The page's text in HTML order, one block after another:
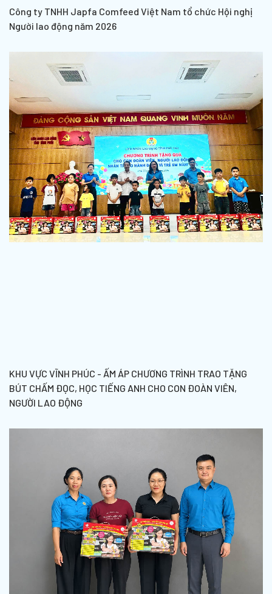
Công ty TNHH Japfa Comfeed Việt Nam tổ chức Hội nghị
Người lao động năm 2026
KHU VỰC VĨNH PHÚC - ẤM ÁP CHƯƠNG TRÌNH TRAO TẶNG
BÚT CHẤM ĐỌC, HỌC TIẾNG ANH CHO CON ĐOÀN VIÊN,
NGƯỜI LAO ĐỘNG